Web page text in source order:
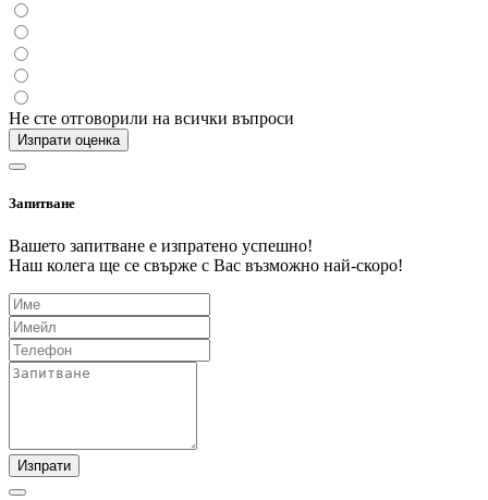
Не сте отговорили на всички въпроси
Изпрати оценка
Запитване
Вашето запитване е изпратено успешно!
Наш колега ще се свърже с Вас възможно най-скоро!
Изпрати